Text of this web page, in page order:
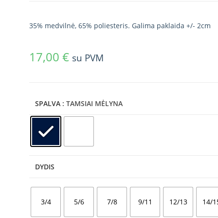
35% medvilnė, 65% poliesteris. Galima paklaida +/- 2cm
17,00 € su PVM
SPALVA : TAMSIAI MĖLYNA
DYDIS
3/4 5/6 7/8 9/11 12/13 14/